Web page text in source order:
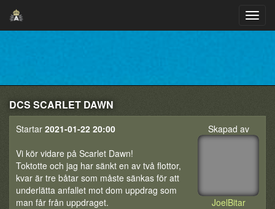
DCS SCARLET DAWN
Skapad av
JoelBitar
Startar 2021-01-22 20:00
Vi kör vidare på Scarlet Dawn!
Toktotte och jag har sänkt en av två flottor,
kvar är tre båtar som måste sänkas för att
underlätta anfallet mot dom uppdrag som
man får från uppdraget.